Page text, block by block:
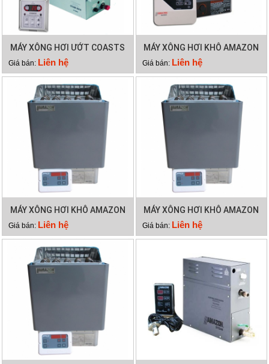
MÁY XÔNG HƠI ƯỚT COASTS
KSA 45
Giá bán: Liên hệ
MÁY XÔNG HƠI KHÔ AMAZON
12KW
Giá bán: Liên hệ
MÁY XÔNG HƠI KHÔ AMAZON
9KW
Giá bán: Liên hệ
MÁY XÔNG HƠI KHÔ AMAZON
4,5KW
Giá bán: Liên hệ